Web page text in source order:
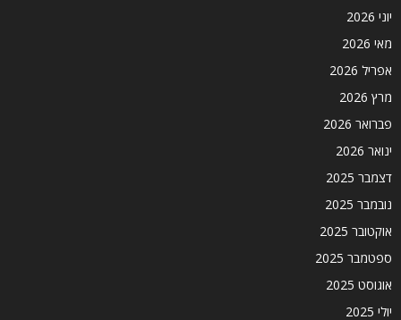
יוני 2026
מאי 2026
אפריל 2026
מרץ 2026
פברואר 2026
ינואר 2026
דצמבר 2025
נובמבר 2025
אוקטובר 2025
ספטמבר 2025
אוגוסט 2025
יולי 2025